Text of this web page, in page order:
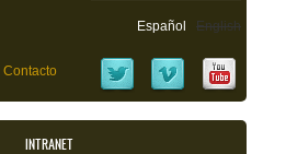
Español English
Contacto
INTRANET